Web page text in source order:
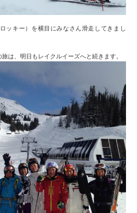
ッキー）を横目にみなさん滑走してきまし
は、明日もレイクルイーズへと続きます。